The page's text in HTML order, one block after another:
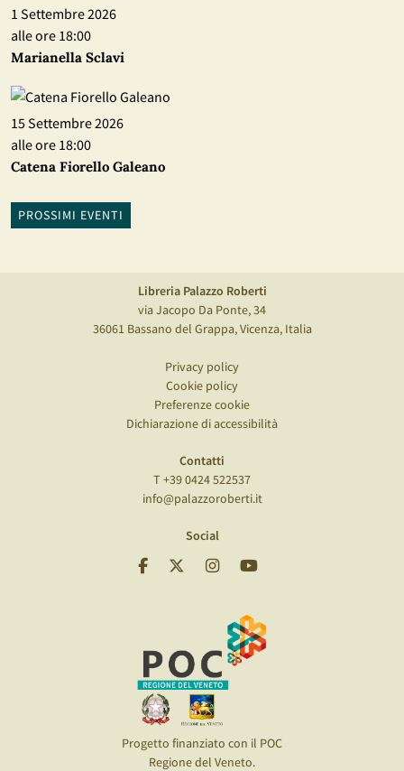
1 Settembre 2026
alle ore 18:00
Marianella Sclavi
15 Settembre 2026
alle ore 18:00
Catena Fiorello Galeano
PROSSIMI EVENTI
Libreria Palazzo Roberti
via Jacopo Da Ponte, 34
36061 Bassano del Grappa, Vicenza, Italia
Privacy policy
Cookie policy
Preferenze cookie
Dichiarazione di accessibilità
Contatti
T +39 0424 522537
info@palazzoroberti.it
Social
Progetto finanziato con il POC
Regione del Veneto.